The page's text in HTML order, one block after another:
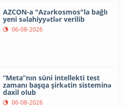
AZCON-a "Azərkosmos"la bağlı
yeni səlahiyyətlər verilib
06-08-2026
“Meta”nın süni intellekti test
zamanı başqa şirkətin sisteminə
daxil olub
06-08-2026